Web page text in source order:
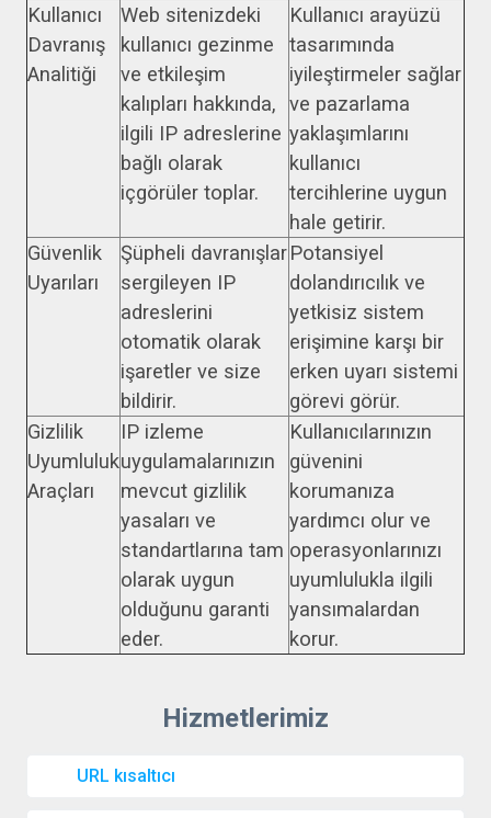
Kullanıcı
Davranış
Analitiği
Web sitenizdeki
kullanıcı gezinme
ve etkileşim
kalıpları hakkında,
ilgili IP adreslerine
bağlı olarak
içgörüler toplar.
Kullanıcı arayüzü
tasarımında
iyileştirmeler sağlar
ve pazarlama
yaklaşımlarını
kullanıcı
tercihlerine uygun
hale getirir.
Güvenlik
Uyarıları
Şüpheli davranışlar
sergileyen IP
adreslerini
otomatik olarak
işaretler ve size
bildirir.
Potansiyel
dolandırıcılık ve
yetkisiz sistem
erişimine karşı bir
erken uyarı sistemi
görevi görür.
Gizlilik
Uyumluluk
Araçları
IP izleme
uygulamalarınızın
mevcut gizlilik
yasaları ve
standartlarına tam
olarak uygun
olduğunu garanti
eder.
Kullanıcılarınızın
güvenini
korumanıza
yardımcı olur ve
operasyonlarınızı
uyumlulukla ilgili
yansımalardan
korur.
URL kısaltıcı